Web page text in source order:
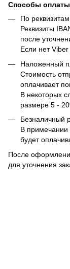
Способы
По
Реквизиты
после
Если нет
Наложенный
Стоимость
оплачивает
В некоторых
размере 5 -
Безналичный
В примечании
будет
После
для уточнения